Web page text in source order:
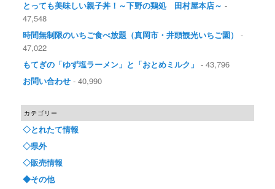
とっても美味しい親子丼！～下野の鶏処 田村屋本店～ -
47,548
時間無制限のいちご食べ放題（真岡市・井頭観光いちご園）
-
47,022
もてぎの「ゆず塩ラーメン」と「おとめミルク」 - 43,796
お問い合わせ - 40,990
カテゴリー
◇とれたて情報
◇県外
◇販売情報
◆その他